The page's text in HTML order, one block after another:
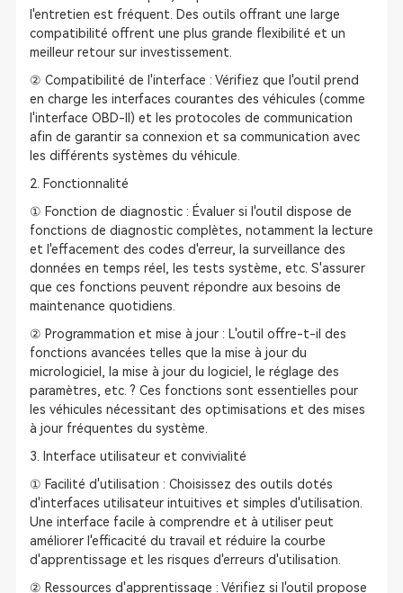
l'entretien est fréquent. Des outils offrant une large
compatibilité offrent une plus grande flexibilité et un
meilleur retour sur investissement.
② Compatibilité de l'interface : Vérifiez que l'outil prend
en charge les interfaces courantes des véhicules (comme
l'interface OBD-II) et les protocoles de communication
afin de garantir sa connexion et sa communication avec
les différents systèmes du véhicule.
2. Fonctionnalité
① Fonction de diagnostic : Évaluer si l'outil dispose de
fonctions de diagnostic complètes, notamment la lecture
et l'effacement des codes d'erreur, la surveillance des
données en temps réel, les tests système, etc. S'assurer
que ces fonctions peuvent répondre aux besoins de
maintenance quotidiens.
② Programmation et mise à jour : L'outil offre-t-il des
fonctions avancées telles que la mise à jour du
micrologiciel, la mise à jour du logiciel, le réglage des
paramètres, etc. ? Ces fonctions sont essentielles pour
les véhicules nécessitant des optimisations et des mises
à jour fréquentes du système.
3. Interface utilisateur et convivialité
① Facilité d'utilisation : Choisissez des outils dotés
d'interfaces utilisateur intuitives et simples d'utilisation.
Une interface facile à comprendre et à utiliser peut
améliorer l'efficacité du travail et réduire la courbe
d'apprentissage et les risques d'erreurs d'utilisation.
② Ressources d'apprentissage : Vérifiez si l'outil propose